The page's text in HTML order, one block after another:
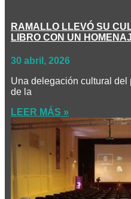
RAMALLO LLEVÓ SU
LIBRO CON UN
30 abril, 2026
Una delegación cultural
de la
LEER MÁS »